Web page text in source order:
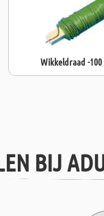
Wikkeldraad -
BIJ